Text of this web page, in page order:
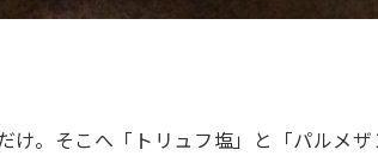
け。そこへ「トリュフ塩」と「パルメ